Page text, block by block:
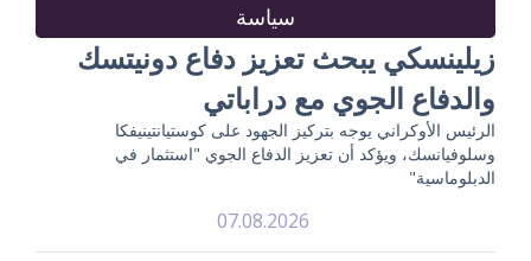
سياسة
زيلينسكي يبحث تعزيز دفاع دونيتسك
والدفاع الجوي مع دراباتي
الرئيس الأوكراني يوجه بتركيز الجهود على كوستيانتينيفكا
وسلوفيانسك، ويؤكد أن تعزيز الدفاع الجوي "استثمار في
الدبلوماسية"
07.08.2026